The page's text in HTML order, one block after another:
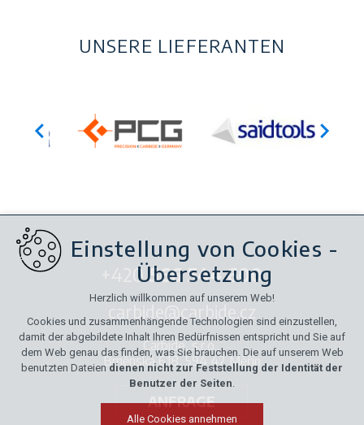
UNSERE LIEFERANTEN
+420566 544 600
carbide@carbide.cz
Carbide, s.r.o.,
Brněnská 618, 594 42 Měřín
ANFRAGE
Einstellung von Cookies -
Übersetzung
Herzlich willkommen auf unserem Web!
Cookies und zusammenhängende Technologien sind einzustellen,
damit der abgebildete Inhalt Ihren Bedürfnissen entspricht und Sie auf
dem Web genau das finden, was Sie brauchen. Die auf unserem Web
benutzten Dateien dienen nicht zur Feststellung der Identität der
Benutzer der Seiten.
Alle Cookies annehmen